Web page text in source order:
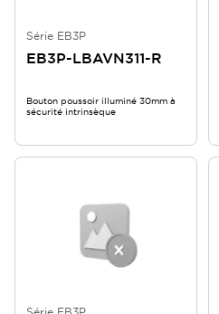
Série EB3P
EB3P-LBAVN311-R
Bouton poussoir illuminé 30mm à
sécurité intrinsèque